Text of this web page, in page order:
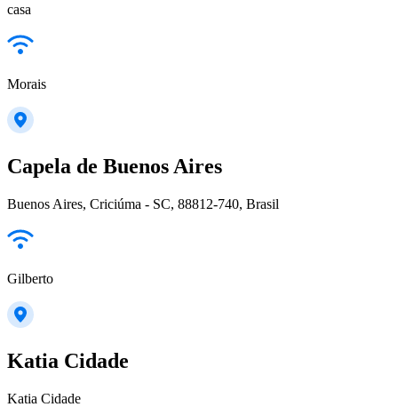
casa
Morais
Capela de Buenos Aires
Buenos Aires, Criciúma - SC, 88812-740, Brasil
Gilberto
Katia Cidade
Katia Cidade